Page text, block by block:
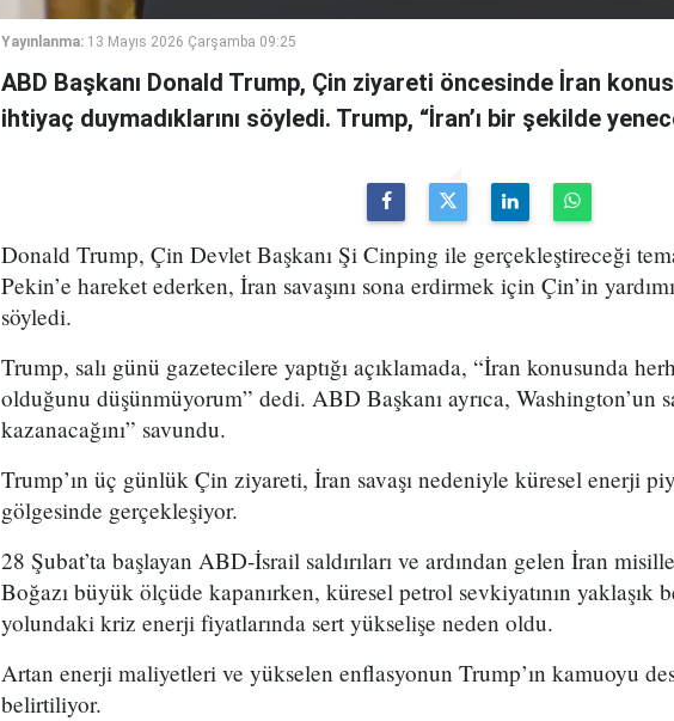
Yayınlanma: 13 Mayıs 2026 Çarşamba 09:25
ABD Başkanı Donald Trump, Çin ziyareti öncesinde İran
ihtiyaç duymadıklarını söyledi. Trump, “İran’ı bir şekilde
Donald Trump, Çin Devlet Başkanı Şi Cinping ile gerçekleştireceği
Pekin’e hareket ederken, İran savaşını sona erdirmek için Çin’in
söyledi.
Trump, salı günü gazetecilere yaptığı açıklamada, “İran konusunda
olduğunu düşünmüyorum” dedi. ABD Başkanı ayrıca, Washington’un
kazanacağını” savundu.
Trump’ın üç günlük Çin ziyareti, İran savaşı nedeniyle küresel enerji
gölgesinde gerçekleşiyor.
28 Şubat’ta başlayan ABD-İsrail saldırıları ve ardından gelen İran
Boğazı büyük ölçüde kapanırken, küresel petrol sevkiyatının yaklaşık
yolundaki kriz enerji fiyatlarında sert yükselişe neden oldu.
Artan enerji maliyetleri ve yükselen enflasyonun Trump’ın kamuoyu
belirtiliyor.